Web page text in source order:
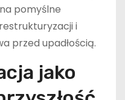
pomyślne
i
przed upadłością.
jako